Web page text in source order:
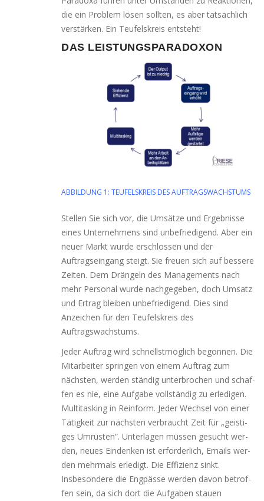
die ein Problem lösen soll­ten, es aber tat­säch­lich
ver­stär­ken. Ein Teufelskreis entsteht!
DAS LEISTUNGSPARADOXON
ABBILDUNG 1: TEUFELSKREIS DES AUFTRAGSWACHSTUMS
Stellen Sie sich vor, die Umsätze und Ergebnisse
eines Unternehmens sind unbe­frie­di­gend. Aber ein
neu­er Markt wur­de erschlos­sen und der
Auftragseingang steigt. Sie freu­en sich auf bes­se­re
Zeiten. Dem Drängeln des Managements nach
mehr Personal wur­de nach­ge­ge­ben, doch Umsatz
und Ertrag blei­ben unbe­frie­di­gend. Dies sind
Anzeichen für den Teufelskreis des
Auftragswachstums.
Jeder Auftrag wird schnellst­mög­lich begon­nen. Die
Mitarbeiter sprin­gen von einem Auftrag zum
nächs­ten, wer­den stän­dig unter­bro­chen und schaf­
fen es nie, eine Aufgabe voll­stän­dig zu erle­di­gen.
Multitasking in Reinform. Jeder Wechsel von einer
Tätigkeit zur nächs­ten ver­braucht Zeit für „geis­ti­
ges Umrüsten“. Unterlagen müs­sen gesucht wer­
den, neu­es Eindenken ist erfor­der­lich, Emails wer­
den mehr­mals erle­digt. Die Effizienz sinkt.
Insbesondere die Engpässe wer­den davon betrof­
fen sein, da sich dort die Aufgaben stau­en